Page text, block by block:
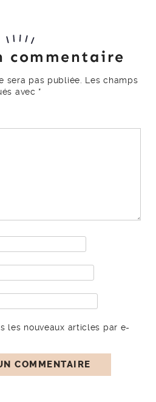
commentaire
sera pas publiée.
Les champs
avec *
les nouveaux articles par e-